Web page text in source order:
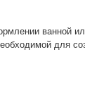
ванной
для